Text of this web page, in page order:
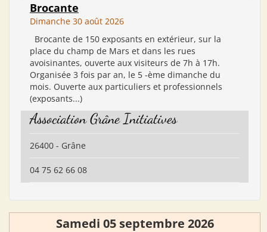
Brocante
Dimanche 30 août 2026
Brocante de 150 exposants en extérieur, sur la
place du champ de Mars et dans les rues
avoisinantes, ouverte aux visiteurs de 7h à 17h.
Organisée 3 fois par an, le 5 -ème dimanche du
mois. Ouverte aux particuliers et professionnels
(exposants...)
Association Grâne Initiatives
26400 - Grâne
04 75 62 66 08
Samedi 05 septembre 2026